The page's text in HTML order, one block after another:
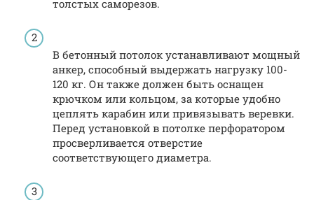
толстых саморезов.
В бетонный потолок устанавливают мощный
анкер, способный выдержать нагрузку 100-
120 кг. Он также должен быть оснащен
крючком или кольцом, за которые удобно
цеплять карабин или привязывать веревки.
Перед установкой в потолке перфоратором
просверливается отверстие
соответствующего диаметра.